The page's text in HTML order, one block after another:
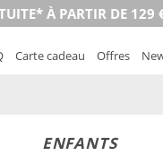
À PARTIR DE 129
Carte cadeau Offres
ENFANTS